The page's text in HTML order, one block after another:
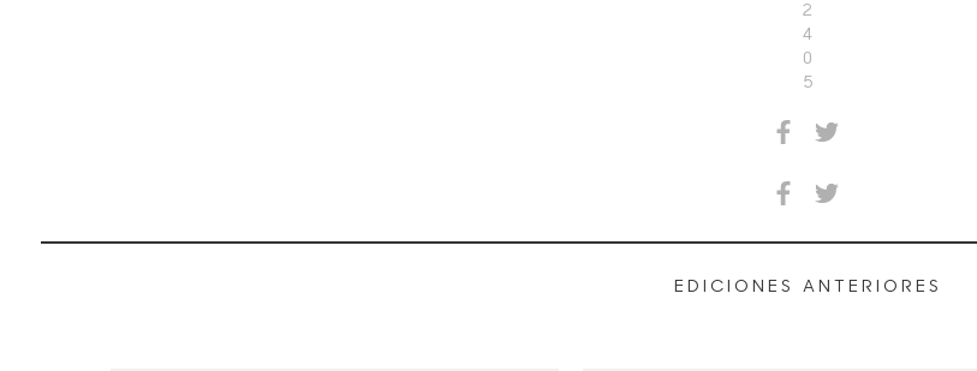
2
4
0
5
EDICIONES ANTERIORES